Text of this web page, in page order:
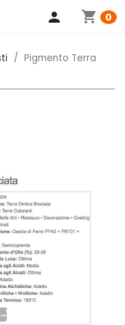
shopping_cart 0
person
Pigmento Terra